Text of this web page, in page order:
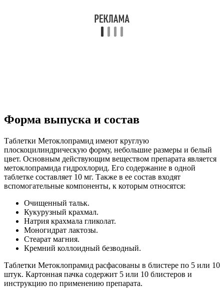
Форма выпуска и состав
Таблетки Метоклопрамид имеют круглую
плоскоцилиндрическую форму, небольшие размеры и белый
цвет. Основным действующим веществом препарата является
метоклопрамида гидрохлорид. Его содержание в одной
таблетке составляет 10 мг. Также в ее состав входят
вспомогательные компоненты, к которым относятся:
Очищенный тальк.
Кукурузный крахмал.
Натрия крахмала гликолат.
Моногидрат лактозы.
Стеарат магния.
Кремний коллоидный безводный.
Таблетки Метоклопрамид расфасованы в блистере по 5 или 10
штук. Картонная пачка содержит 5 или 10 блистеров и
инструкцию по применению препарата.